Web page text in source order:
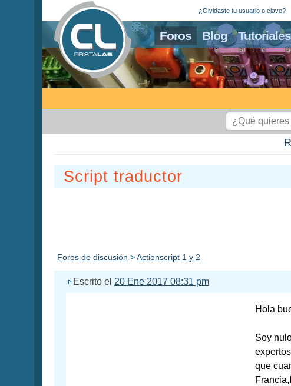
Foros Blog Tutoriales
¿Olvidaste tu usuario o clave?
Script traductor
Foros de discusión >Actionscript 1 y 2
Escrito el 20 Ene 2017 08:31 pm
Hola
Soy
que